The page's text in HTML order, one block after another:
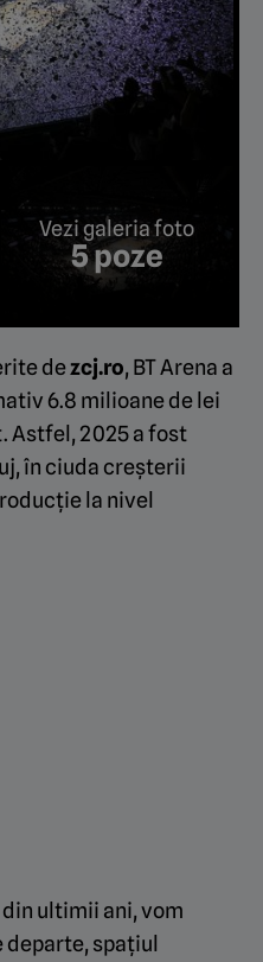
Vezi galeria foto
5 poze
dezcj.ro, BT Arena a
6.8 milioane de lei
Astfel, 2025 a fost
în ciuda creșterii
la nivel
ultimii ani, vom
departe, spațiul